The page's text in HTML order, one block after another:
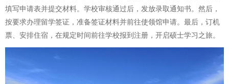
填写申请表并提交材料。学校审核通过后，发放录取通知书。然后，
按要求办理留学签证，准备签证材料并前往使领馆申请。最后，订机
票、安排住宿，在规定时间前往学校报到注册，开启硕士学习之旅。